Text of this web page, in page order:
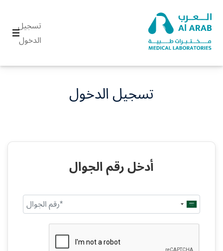
تسجيل
الدخول
تسجيل الدخول
أدخل رقم الجوال
Saudi
Arabia